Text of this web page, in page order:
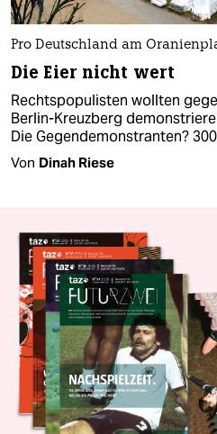
Pro Deutschland am
Die Eier nicht wert
Rechtspopulisten wollten
Berlin-Kreuzberg
Die Gegendemonstranten?
Von Dinah Riese